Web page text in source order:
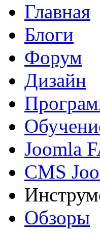
Главная
Блоги
Форум
Дизайн
Joomla
CMS
Обзоры